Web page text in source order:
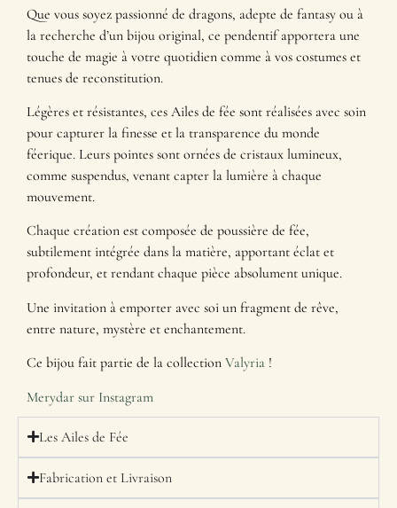
Que vous soyez passionné de dragons, adepte de fantasy ou à
la recherche d’un bijou original, ce pendentif apportera une
touche de magie à votre quotidien comme à vos costumes et
tenues de reconstitution.
Légères et résistantes, ces Ailes de fée sont réalisées avec soin
pour capturer la finesse et la transparence du monde
féerique. Leurs pointes sont ornées de cristaux lumineux,
comme suspendus, venant capter la lumière à chaque
mouvement.
Chaque création est composée de poussière de fée,
subtilement intégrée dans la matière, apportant éclat et
profondeur, et rendant chaque pièce absolument unique.
Une invitation à emporter avec soi un fragment de rêve,
entre nature, mystère et enchantement.
Ce bijou fait partie de la collection Valyria !
Merydar sur Instagram
Les Ailes de Fée
Fabrication et Livraison